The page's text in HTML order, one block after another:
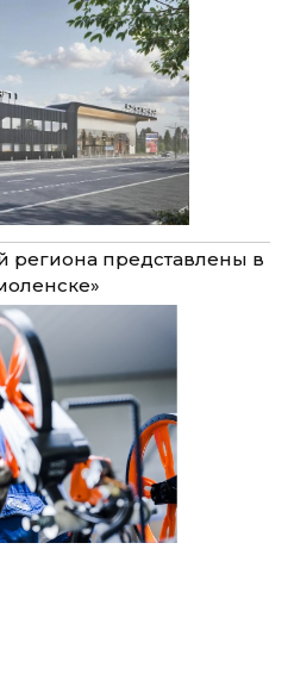
региона представлены в